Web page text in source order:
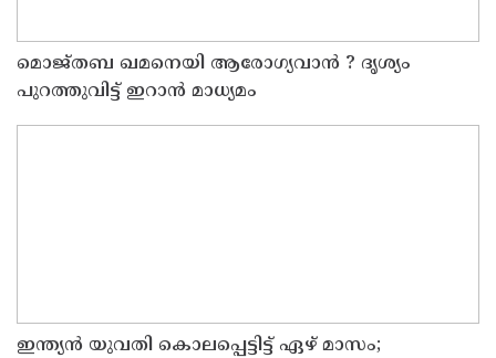
മൊജ്തബ ഖമനെയി ആരോഗ്യവാന്‍ ? ദൃശ്യം
പുറത്തുവിട്ട് ഇറാന്‍ മാധ്യമം
ഇന്ത്യന്‍ യുവതി കൊലപ്പെട്ടിട്ട് ഏഴ് മാസം;